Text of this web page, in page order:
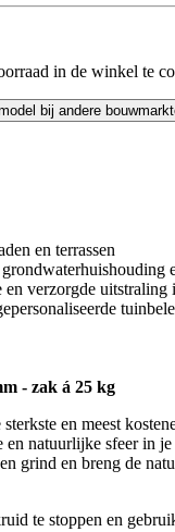
in de winkel te
bij andere
en terrassen
verzorgde uitstraling
- zak á 25 kg
en meest
natuurlijke sfeer in
grind en breng de
te stoppen en